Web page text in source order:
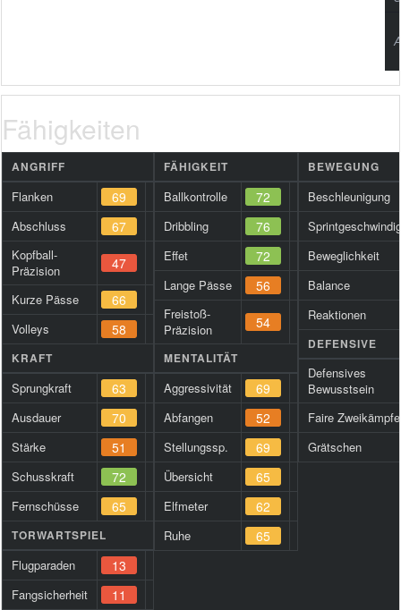
Fähigkeiten
ANGRIFF
Flanken 69
Abschluss 67
Kopfball-
Präzision
47
Kurze Pässe 66
Volleys 58
KRAFT
Sprungkraft 63
Ausdauer 70
Stärke 51
Schusskraft 72
Fernschüsse 65
TORWARTSPIEL
Flugparaden 13
Fangsicherheit 11
FÄHIGKEIT
Ballkontrolle 72
Dribbling 76
Effet 72
Lange Pässe 56
Freistoß-
Präzision
54
MENTALITÄT
Aggressivität 69
Abfangen 52
Stellungssp. 69
Übersicht 65
Elfmeter 62
Ruhe 65
BEWEGUNG
Beschleunigung
Beweglichkeit
Balance
Reaktionen
DEFENSIVE
Defensives
Bewusstsein
Faire Zweikämpfe
Grätschen